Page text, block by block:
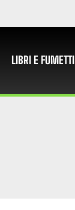
LIBRI E FUMETTI